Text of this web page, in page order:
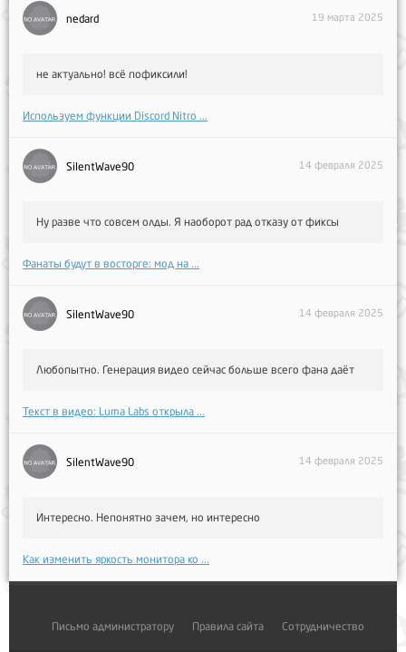
nedard 19 марта 2025
не актуально! всё пофиксили!
Используем функции Discord Nitro ...
SilentWave90 14 февраля 2025
Ну разве что совсем олды. Я наоборот рад отказу от фиксы
Фанаты будут в восторге: мод на ...
SilentWave90 14 февраля 2025
Любопытно. Генерация видео сейчас больше всего фана даёт
Текст в видео: Luma Labs открыла ...
SilentWave90 14 февраля 2025
Интересно. Непонятно зачем, но интересно
Как изменить яркость монитора ко ...
Письмо администратору Правила сайта Сотрудничество